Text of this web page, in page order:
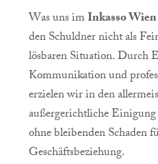
Was uns imInkasso Wien
den Schuldner nicht als
lösbaren Situation. Durch
Kommunikation und
erzielen wir in den
außergerichtliche
ohne bleibenden Schaden
Geschäftsbeziehung.